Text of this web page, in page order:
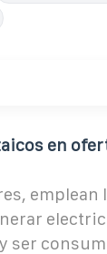
en
emplean
ser